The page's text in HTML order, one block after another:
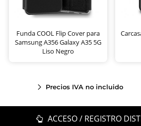
Funda COOL Flip Cover para
Samsung A356 Galaxy A35 5G
Liso Negro
Precios IVA no incluido
ACCESO / REGISTRO